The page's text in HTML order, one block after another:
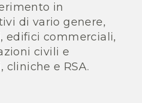
in
di vario genere,
edifici commerciali,
civili e
cliniche e RSA.